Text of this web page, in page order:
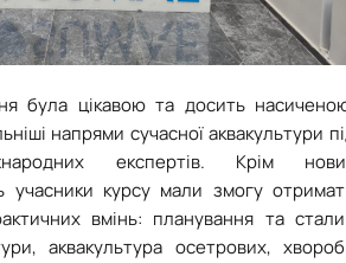
була цікавою та досить
напрями сучасної аквакультури
експертів. Крім
учасники курсу мали змогу
вмінь: планування та
аквакультура осетрових,